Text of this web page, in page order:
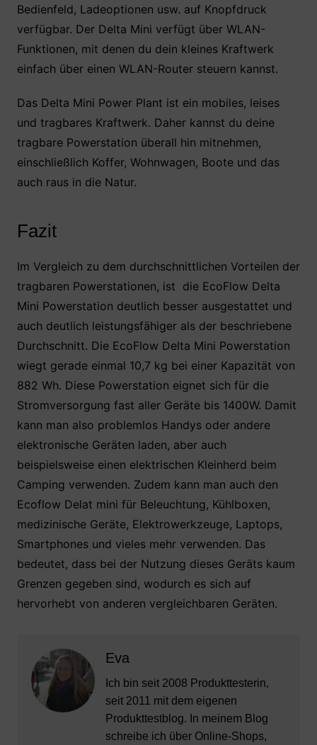
Bedienfeld, Ladeoptionen usw. auf Knopfdruck
verfügbar. Der Delta Mini verfügt über WLAN-
Funktionen, mit denen du dein kleines Kraftwerk
einfach über einen WLAN-Router steuern kannst.
Das Delta Mini Power Plant ist ein mobiles, leises
und tragbares Kraftwerk. Daher kannst du deine
tragbare Powerstation überall hin mitnehmen,
einschließlich Koffer, Wohnwagen, Boote und das
auch raus in die Natur.
Fazit
Im Vergleich zu dem durchschnittlichen Vorteilen der
tragbaren Powerstationen, ist die EcoFlow Delta
Mini Powerstation deutlich besser ausgestattet und
auch deutlich leistungsfähiger als der beschriebene
Durchschnitt. Die EcoFlow Delta Mini Powerstation
wiegt gerade einmal 10,7 kg bei einer Kapazität von
882 Wh. Diese Powerstation eignet sich für die
Stromversorgung fast aller Geräte bis 1400W. Damit
kann man also problemlos Handys oder andere
elektronische Geräten laden, aber auch
beispielsweise einen elektrischen Kleinherd beim
Camping verwenden. Zudem kann man auch den
Ecoflow Delat mini für Beleuchtung, Kühlboxen,
medizinische Geräte, Elektrowerkzeuge, Laptops,
Smartphones und vieles mehr verwenden. Das
bedeutet, dass bei der Nutzung dieses Geräts kaum
Grenzen gegeben sind, wodurch es sich auf
hervorhebt von anderen vergleichbaren Geräten.
Eva
Ich bin seit 2008 Produkttesterin,
seit 2011 mit dem eigenen
Produkttestblog. In meinem Blog
schreibe ich über Online-Shops,